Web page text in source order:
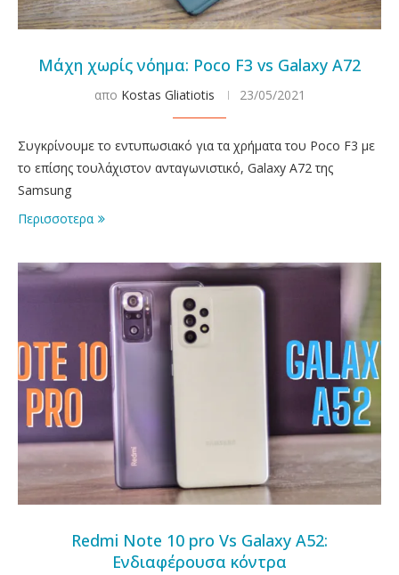
Μάχη χωρίς νόημα: Poco F3 vs Galaxy A72
απο Kostas Gliatiotis 23/05/2021
Συγκρίνουμε το εντυπωσιακό για τα χρήματα του Poco F3 με
το επίσης τουλάχιστον ανταγωνιστικό, Galaxy A72 της
Samsung
Περισσοτερα
Redmi Note 10 pro Vs Galaxy A52:
Ενδιαφέρουσα κόντρα